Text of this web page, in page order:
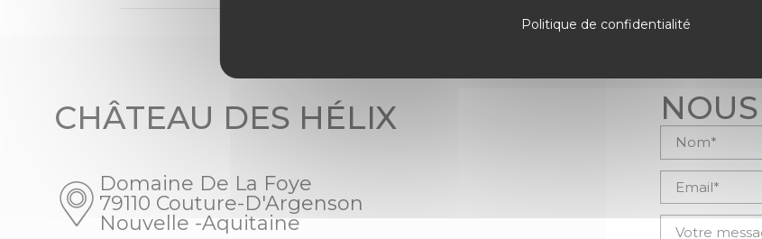
CHÂTEAU DES HÉLIX
Domaine De La Foye
79110 Couture-D'Argenson
Nouvelle -Aquitaine
Veuillez laisser
Politique de confidentialité